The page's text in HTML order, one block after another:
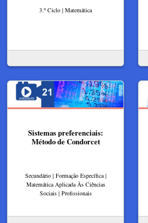
3.º Ciclo | Matemática
Sistemas preferenciais:
Método de Condorcet
Secundário | Formação Específica |
Matemática Aplicada Às Ciências
Sociais | Profissionais